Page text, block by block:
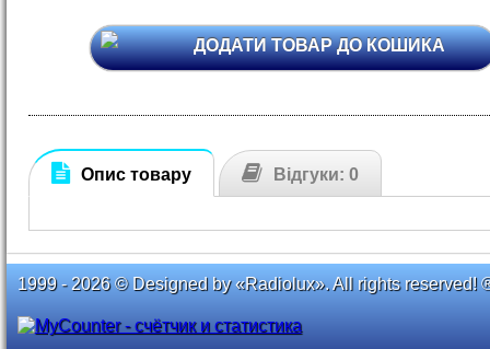
ДОДАТИ ТОВАР ДО КОШИКА
Опис товару Відгуки: 0
1999 - 2026 © Designed by «Radiolux». All rights reserved!